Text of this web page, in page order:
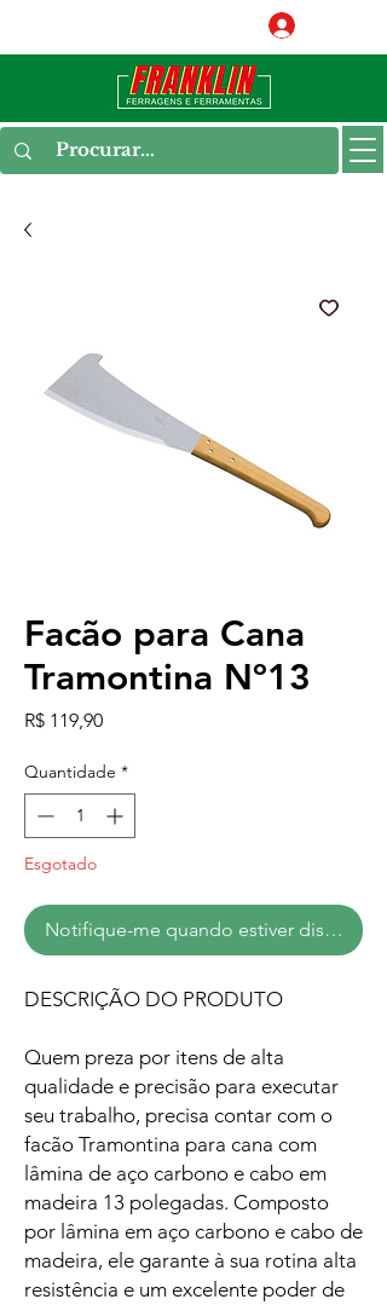
Facão para Cana
Tramontina Nº13
R$ 119,90Preço
Quantidade *
Esgotado
Notifique-me quando estiver disponível
DESCRIÇÃO DO PRODUTO
Quem preza por itens de alta
qualidade e precisão para executar
seu trabalho, precisa contar com o
facão Tramontina para cana com
lâmina de aço carbono e cabo em
madeira 13 polegadas. Composto
por lâmina em aço carbono e cabo de
madeira, ele garante à sua rotina alta
resistência e um excelente poder de